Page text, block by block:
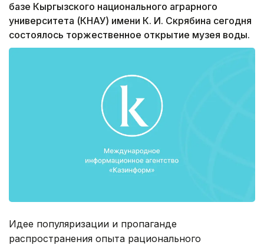
базе Кыргызского национального аграрного
университета (КНАУ) имени К. И. Скрябина сегодня
состоялось торжественное открытие музея воды.
Идее популяризации и пропаганде
распространения опыта рационального